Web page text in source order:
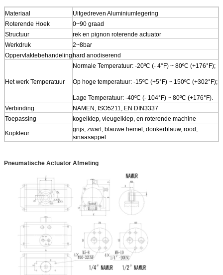
Materiaal
Uitgedreven Aluminiumlegering
Roterende Hoek
0~90 graad
Structuur
rek en pignon roterende actuator
Werkdruk
2~8bar
Oppervlaktebehandelinghard anodiserend
Het werk Temperatuur
Normale Temperatuur: -20ºC (- 4°F) ~ 80ºC (+176°F);
Op hoge temperatuur: -15ºC (+5°F) ~ 150ºC (+302°F);
Lage Temperatuur: -40ºC (- 104°F) ~ 80ºC (+176°F).
Verbinding
NAMEN, ISO5211, EN DIN3337
Toepassing
kogelklep, vleugelklep, en roterende machine
Kopkleur
grijs, zwart, blauwe hemel, donkerblauw, rood,
sinaasappel
Pneumatische Actuator Afmeting